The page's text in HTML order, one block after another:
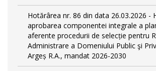
Hotărârea nr. 86 din data 26.03.2026 -
aprobarea componentei integrale a
aferente procedurii de selecție pentru
Administrare a Domeniului Public şi
Argeș R.A., mandat 2026-2030